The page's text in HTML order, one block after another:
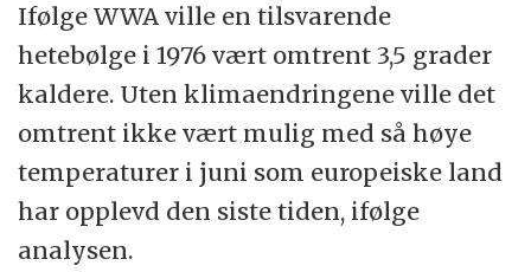
Ifølge WWA ville en tilsvarende
hetebølge i 1976 vært omtrent 3,5 grader
kaldere. Uten klimaendringene ville det
omtrent ikke vært mulig med så høye
temperaturer i juni som europeiske land
har opplevd den siste tiden, ifølge
analysen.